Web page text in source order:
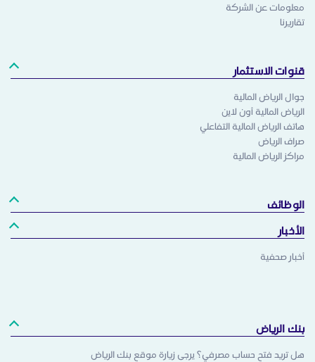
معلومات عن الشركة
تقاريرنا
قنوات الاستثمار
جوال الرياض المالية
الرياض المالية أون لاين
هاتف الرياض المالية التفاعلي
صراف الرياض
مراكز الرياض المالية
الوظائف
الأخبار
أخبار صحفية
بنك الرياض
هل تريد فتح حساب مصرفي؟ يرجى زيارة موقع بنك الرياض